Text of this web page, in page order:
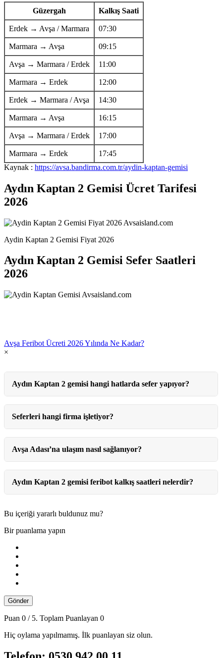
Güzergah Kalkış Saati
Erdek → Avşa / Marmara 07:30
Marmara → Avşa 09:15
Avşa → Marmara / Erdek 11:00
Marmara → Erdek 12:00
Erdek → Marmara / Avşa 14:30
Marmara → Avşa 16:15
Avşa → Marmara / Erdek 17:00
Marmara → Erdek
17:45
Kaynak : https://avsa.bandirma.com.tr/aydin-kaptan-gemisi
Aydın Kaptan 2 Gemisi Ücret Tarifesi
2026
Aydin Kaptan 2 Gemisi Fiyat 2026
Aydın Kaptan 2 Gemisi Sefer Saatleri
2026
Avşa Feribot Ücreti 2026 Yılında Ne Kadar?
×
Aydın Kaptan 2 gemisi hangi hatlarda sefer yapıyor?
Seferleri hangi firma işletiyor?
Avşa Adası’na ulaşım nasıl sağlanıyor?
Aydın Kaptan 2 gemisi feribot kalkış saatleri nelerdir?
Bu içeriği yararlı buldunuz mu?
Bir puanlama yapın
Gönder
Puan 0 / 5. Toplam Puanlayan 0
Hiç oylama yapılmamış. İlk puanlayan siz olun.